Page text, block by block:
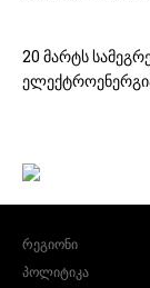
20 მარტს
რეგიონი
პოლიტიკა